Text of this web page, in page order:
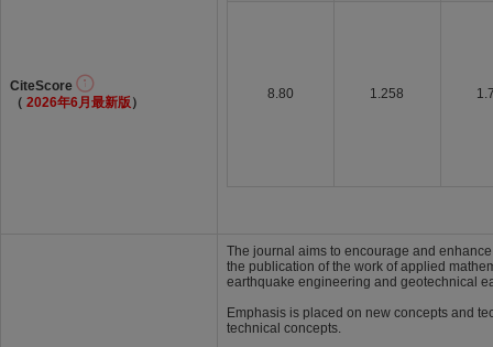
CiteScore
（ 2026年6月最新版 ）
8.80 1.258
The journal aims to encourage and
the publication of the work of applied
earthquake engineering and geotechnical
Emphasis is placed on new concepts and
technical concepts.